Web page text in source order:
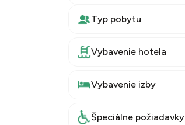
Typ pobytu
Vybavenie hotela
Vybavenie izby
Špeciálne požiadavky